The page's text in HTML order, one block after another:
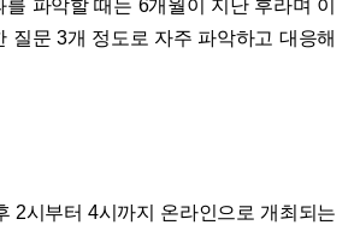
파악할 때는 6개월이 지난 후라며 이
질문 3개 정도로 자주 파악하고 대응해
2시부터 4시까지 온라인으로 개최되는